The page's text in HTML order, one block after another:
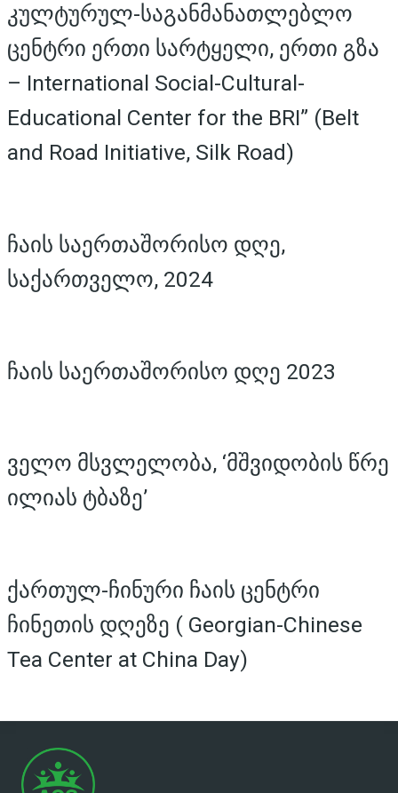
კულტურულ-საგანმანათლებლო
ცენტრი ერთი სარტყელი, ერთი გზა
– International Social-Cultural-
Educational Center for the BRI” (Belt
and Road Initiative, Silk Road)
ჩაის საერთაშორისო დღე,
საქართველო, 2024
ჩაის საერთაშორისო დღე 2023
ველო მსვლელობა, ‘მშვიდობის წრე
ილიას ტბაზე’
ქართულ-ჩინური ჩაის ცენტრი
ჩინეთის დღეზე ( Georgian-Chinese
Tea Center at China Day)